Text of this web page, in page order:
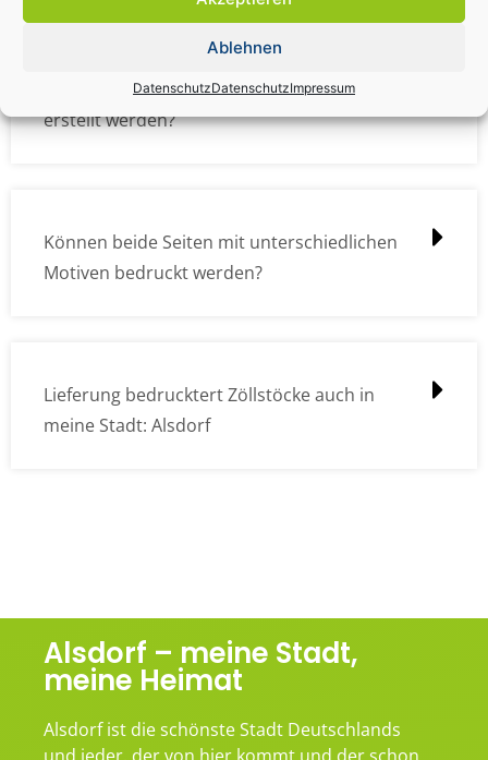
Ablehnen
DatenschutzDatenschutzImpressum
Wie müssen die Druckdateien angelegt /
erstellt werden?
Können beide Seiten mit unterschiedlichen
Motiven bedruckt werden?
Lieferung bedrucktert Zöllstöcke auch in
meine Stadt: Alsdorf
Alsdorf – meine Stadt,
meine Heimat
Alsdorf ist die schönste Stadt Deutschlands